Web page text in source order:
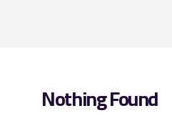
Nothing Found